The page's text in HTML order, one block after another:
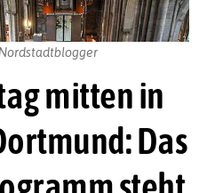
mitten in
Das